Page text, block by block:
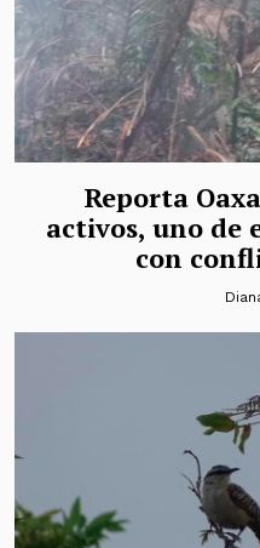
Reporta
activos, uno de
con